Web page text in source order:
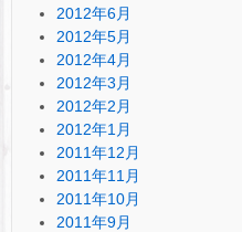
2012年6月
2012年5月
2012年4月
2012年3月
2012年2月
2012年1月
2011年12月
2011年11月
2011年10月
2011年9月